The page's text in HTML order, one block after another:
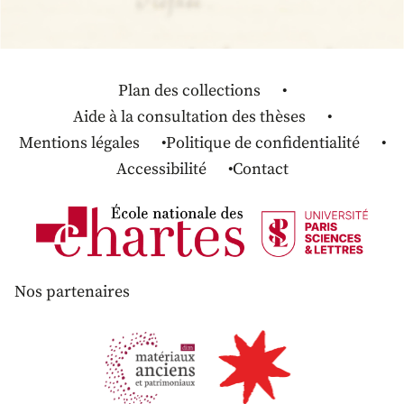
Plan des collections
Aide à la consultation des thèses
Mentions légales
Politique de confidentialité
Accessibilité
Contact
Nos partenaires